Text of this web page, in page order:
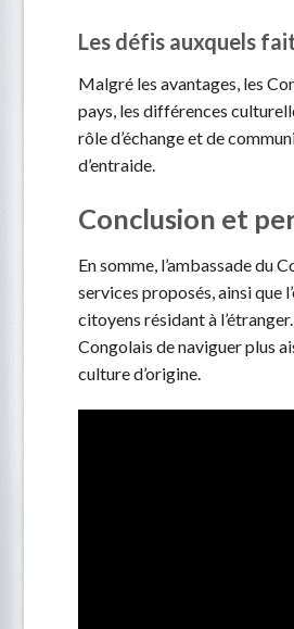
Les défis auxquels
Malgré les avantages, les
pays, les différences
rôle d’échange et de
d’entraide.
Conclusion et
En somme, l’ambassade du
services proposés, ainsi que
citoyens résidant à
Congolais de naviguer plus
culture d’origine.